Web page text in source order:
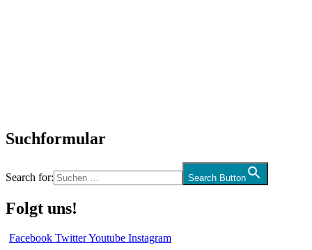
Suchformular
Search for: Search Button
Folgt uns!
Facebook TwitterYoutube Instagram